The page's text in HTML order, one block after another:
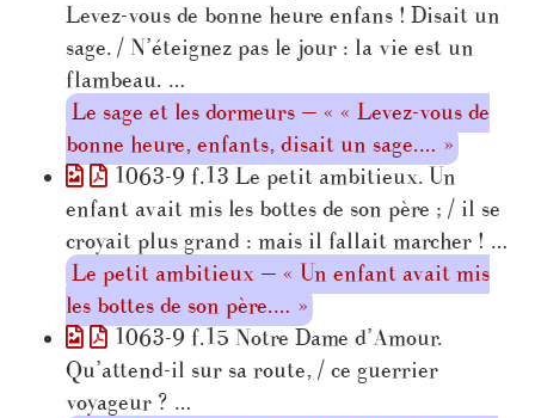
Levez-vous de bonne heure enfans ! Disait un
sage. / N’éteignez pas le jour : la vie est un
flambeau. …
Le sage et les dormeurs — « « Levez-vous de
bonne heure, enfants, disait un sage.… »
1063-9 f.13 Le petit ambitieux. Un
enfant avait mis les bottes de son père ; / il se
croyait plus grand : mais il fallait marcher ! …
Le petit ambitieux — « Un enfant avait mis
les bottes de son père.… »
1063-9 f.15 Notre Dame d’Amour.
Qu’attend-il sur sa route, / ce guerrier
voyageur ? …